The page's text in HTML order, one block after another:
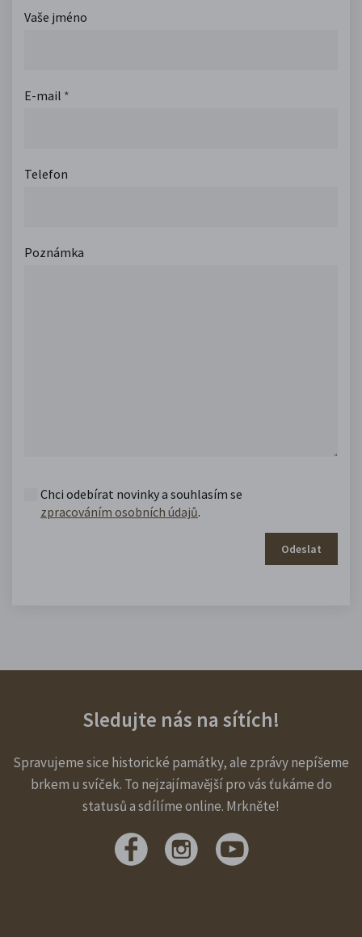
Vaše jméno
E-mail *
Telefon
Poznámka
Chci odebírat novinky a souhlasím se
zpracováním osobních údajů.
Odeslat
Sledujte nás na sítích!
Spravujeme sice historické památky, ale zprávy nepíšeme
brkem u svíček. To nejzajímavější pro vás ťukáme do
statusů a sdílíme online. Mrkněte!